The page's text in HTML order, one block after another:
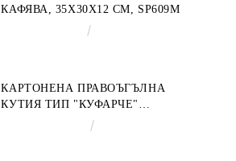
КАФЯВА, 35X30X12 СМ, SP609M
КАРТОНЕНА ПРАВОЪГЪЛНА
КУТИЯ ТИП "КУФАРЧЕ"
ENCHANTED NATURE, ЗЕЛЕНО/